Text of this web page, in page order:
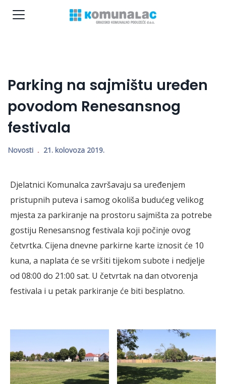
Parking na sajmištu uređen
povodom Renesansnog
festivala
Novosti 21. kolovoza 2019.
Djelatnici Komunalca završavaju sa uređenjem
pristupnih puteva i samog okoliša budućeg velikog
mjesta za parkiranje na prostoru sajmišta za potrebe
gostiju Renesansnog festivala koji počinje ovog
četvrtka. Cijena dnevne parkirne karte iznosit će 10
kuna, a naplata će se vršiti tijekom subote i nedjelje
od 08:00 do 21:00 sat. U četvrtak na dan otvorenja
festivala i u petak parkiranje će biti besplatno.